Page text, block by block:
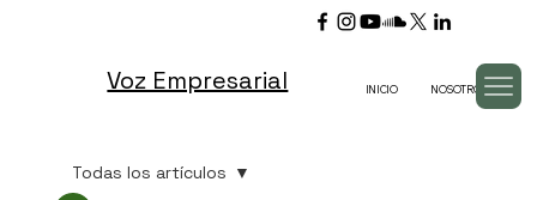
Voz Empresarial INICIO NOSOTROS
Todas los artículos